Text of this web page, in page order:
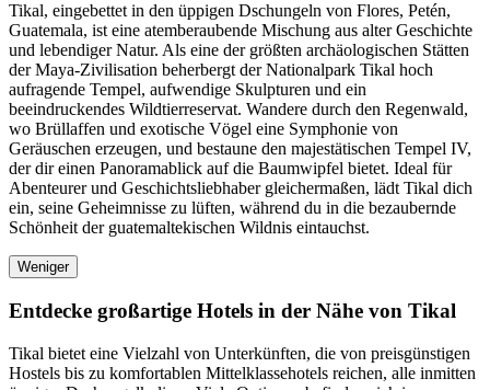
Tikal, eingebettet in den üppigen Dschungeln von Flores, Petén,
Guatemala, ist eine atemberaubende Mischung aus alter Geschichte
und lebendiger Natur. Als eine der größten archäologischen Stätten
der Maya-Zivilisation beherbergt der Nationalpark Tikal hoch
aufragende Tempel, aufwendige Skulpturen und ein
beeindruckendes Wildtierreservat. Wandere durch den Regenwald,
wo Brüllaffen und exotische Vögel eine Symphonie von
Geräuschen erzeugen, und bestaune den majestätischen Tempel IV,
der dir einen Panoramablick auf die Baumwipfel bietet. Ideal für
Abenteurer und Geschichtsliebhaber gleichermaßen, lädt Tikal dich
ein, seine Geheimnisse zu lüften, während du in die bezaubernde
Schönheit der guatemaltekischen Wildnis eintauchst.
Weniger
Entdecke großartige Hotels in der Nähe von Tikal
Tikal bietet eine Vielzahl von Unterkünften, die von preisgünstigen
Hostels bis zu komfortablen Mittelklassehotels reichen, alle inmitten